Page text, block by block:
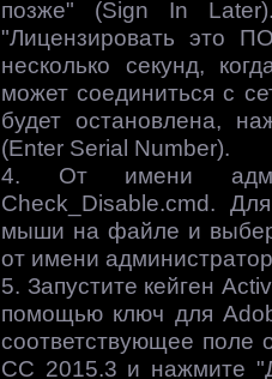
позже" (Sign In
"Лицензировать это
несколько секунд,
может соединиться с
будет остановлена,
(Enter Serial Number).
4. От имени
Check_Disable.cmd.
мыши на файле и
от имени
5. Запустите кейген
помощью ключ для
соответствующее поле
CC 2015.3 и нажмите